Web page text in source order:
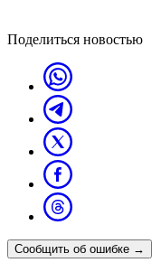
Поделиться новостью
Сообщить об ошибке →